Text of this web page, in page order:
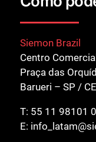
Siemon Brazil
Centro
Praça das
Barueri – SP /
T: 55 11 98101
E: